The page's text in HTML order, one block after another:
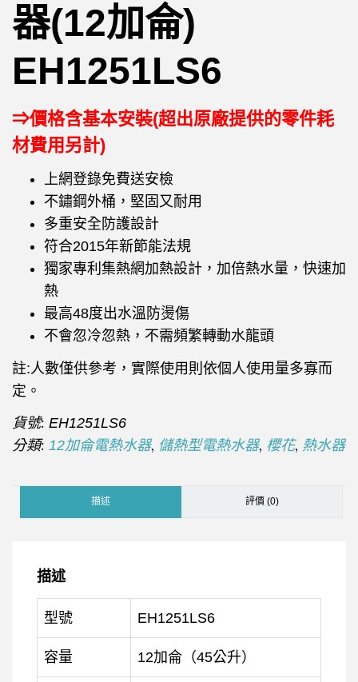
器(12加侖)
EH1251LS6
⇒價格含基本安裝(超出原廠提供的零件耗
材費用另計)
上網登錄免費送安檢
不鏽鋼外桶，堅固又耐用
多重安全防護設計
符合2015年新節能法規
獨家專利集熱網加熱設計，加倍熱水量，快速加
熱
最高48度出水溫防燙傷
不會忽冷忽熱，不需頻繁轉動水龍頭
註:人數僅供參考，實際使用則依個人使用量多寡而
定。
貨號: EH1251LS6
分類: 12加侖電熱水器, 儲熱型電熱水器, 櫻花, 熱水器
描述 評價 (0)
描述
型號 EH1251LS6
容量 12加侖（45公升）